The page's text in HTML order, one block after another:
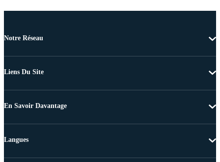
Notre Réseau
Liens Du Site
En Savoir Davantage
Langues